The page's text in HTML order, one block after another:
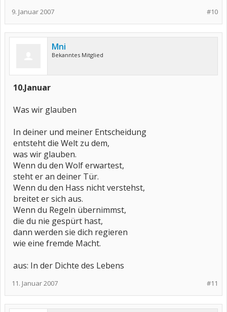
#10
9. Januar 2007
Mni
Bekanntes Mitglied
10.Januar
Was wir glauben
In deiner und meiner Entscheidung
entsteht die Welt zu dem,
was wir glauben.
Wenn du den Wolf erwartest,
steht er an deiner Tür.
Wenn du den Hass nicht verstehst,
breitet er sich aus.
Wenn du Regeln übernimmst,
die du nie gespürt hast,
dann werden sie dich regieren
wie eine fremde Macht.
aus: In der Dichte des Lebens
#11
11. Januar 2007